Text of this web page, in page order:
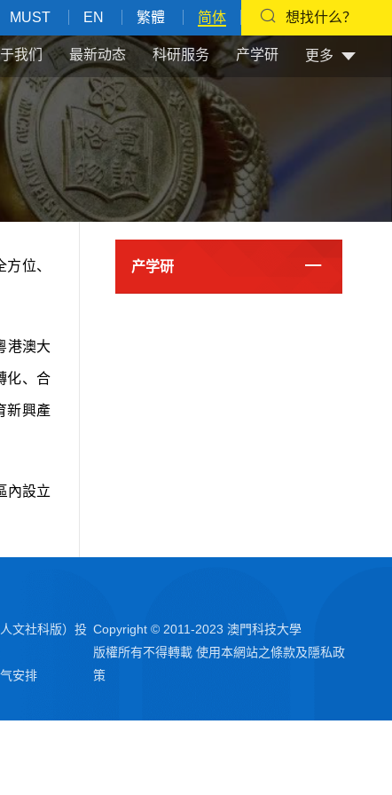
MUST EN 繁體 简体 想找什么？
我们 最新动态 科研服务 产学研 更多
位、
港澳大
化、合
新興產
內設立
产学研
文社科版）投
安排
Copyright © 2011-2023 澳門科技大學
版權所有不得轉載 使用本網站之條款及隱私政
策